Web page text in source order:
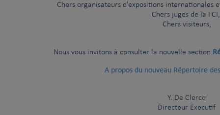
Chers organisateurs d'expositions internationales
Chers juges de la
Chers visiteurs,
Nous vous invitons à consulter la nouvelle section
A propos du nouveau Répertoire
Y. De Clercq
Directeur Executif